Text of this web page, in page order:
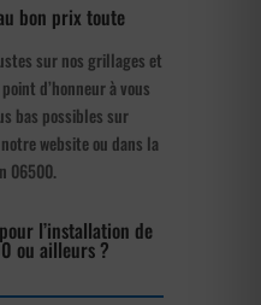
bon prix toute
sur nos grillages et
d’honneur à vous
bas possibles sur
website ou dans la
06500.
l’installation de
ou ailleurs ?